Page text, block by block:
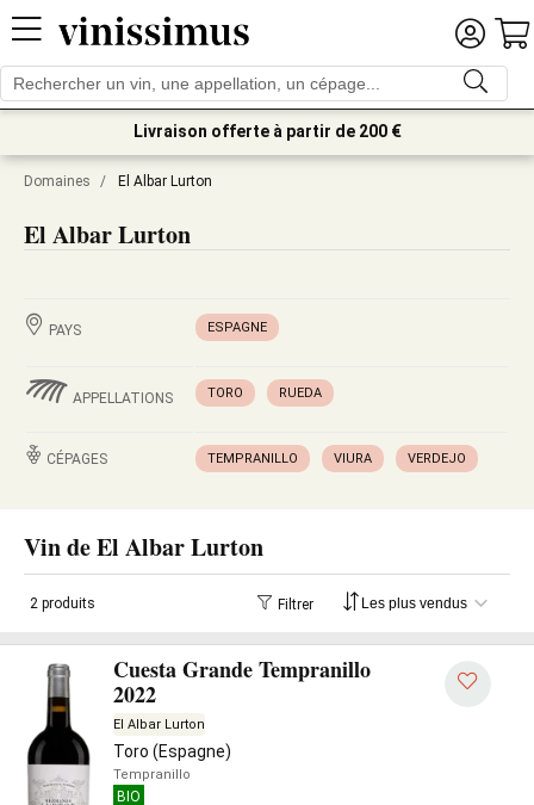
Livraison offerte à partir de 200 €
Domaines / El Albar Lurton
El Albar Lurton
PAYS ESPAGNE
APPELLATIONS TORO RUEDA
CÉPAGES TEMPRANILLO VIURA VERDEJO
Vin de El Albar Lurton
2 produits Filtrer
Cuesta Grande Tempranillo
2022
El Albar Lurton
Toro (Espagne)
Tempranillo
BIO